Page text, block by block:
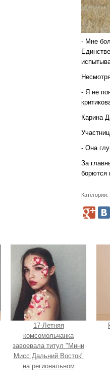
- Мне
- Я не
Карина
- Она
За
борются
Категории:
17-Летняя
комсомольчанка
завоевала титул "Мини
Мисс Дальний Восток"
на региональном